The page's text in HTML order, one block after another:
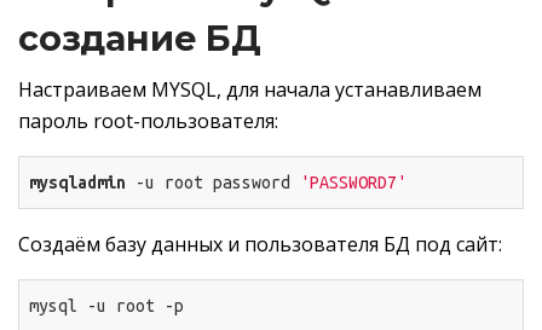
создание БД
Настраиваем MYSQL, для начала устанавливаем
пароль root-пользователя:
mysqladmin -u root password 'PASSWORD7'
Создаём базу данных и пользователя БД под сайт:
mysql -u root -p